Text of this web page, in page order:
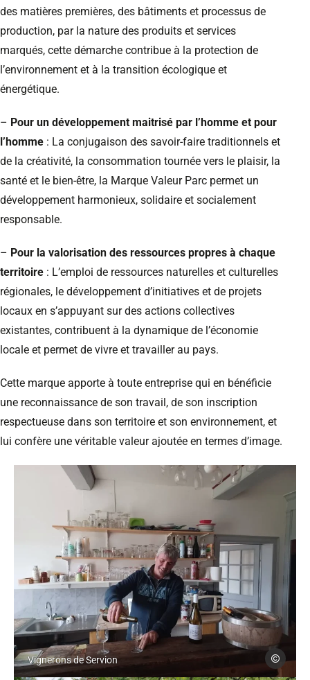
des matières premières, des bâtiments et processus de
production, par la nature des produits et services
marqués, cette démarche contribue à la protection de
l’environnement et à la transition écologique et
énergétique.
– Pour un développement maitrisé par l’homme et pour
l’homme : La conjugaison des savoir-faire traditionnels et
de la créativité, la consommation tournée vers le plaisir, la
santé et le bien-être, la Marque Valeur Parc permet un
développement harmonieux, solidaire et socialement
responsable.
– Pour la valorisation des ressources propres à chaque
territoire : L’emploi de ressources naturelles et culturelles
régionales, le développement d’initiatives et de projets
locaux en s’appuyant sur des actions collectives
existantes, contribuent à la dynamique de l’économie
locale et permet de vivre et travailler au pays.
Cette marque apporte à toute entreprise qui en bénéficie
une reconnaissance de son travail, de son inscription
respectueuse dans son territoire et son environnement, et
lui confère une véritable valeur ajoutée en termes d’image.
Vignerons de ServionPhoto, © Vignerons de Servion Vignerons